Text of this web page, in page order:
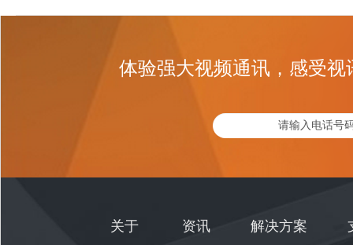
体验强大视频通讯，感受
关于 资讯 解决方案